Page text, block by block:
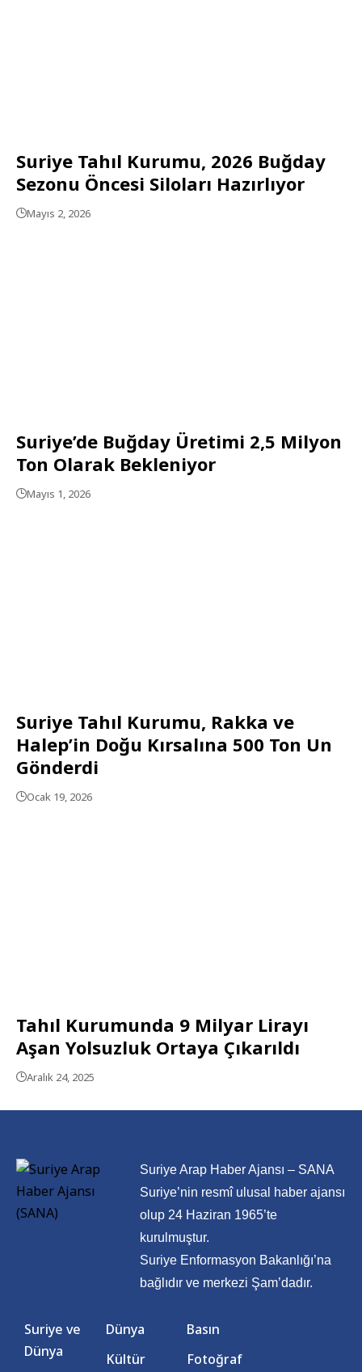
Suriye Tahıl Kurumu, 2026 Buğday
Sezonu Öncesi Siloları Hazırlıyor
Mayıs 2, 2026
Suriye’de Buğday Üretimi 2,5 Milyon
Ton Olarak Bekleniyor
Mayıs 1, 2026
Suriye Tahıl Kurumu, Rakka ve
Halep’in Doğu Kırsalına 500 Ton Un
Gönderdi
Ocak 19, 2026
Tahıl Kurumunda 9 Milyar Lirayı
Aşan Yolsuzluk Ortaya Çıkarıldı
Aralık 24, 2025
Suriye Arap Haber Ajansı – SANA
Suriye’nin resmî ulusal haber ajansı
olup 24 Haziran 1965’te
kurulmuştur.
Suriye Enformasyon Bakanlığı’na
bağlıdır ve merkezi Şam’dadır.
Suriye ve
Dünya
Dünya
Kültür
Basın
Fotoğraf